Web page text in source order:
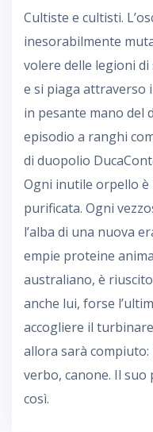
Cultiste e cultisti.
inesorabilmente
volere delle legioni
e si piaga attraverso
in pesante mano del
episodio a ranghi
di duopolio
Ogni inutile orpello è
purificata. Ogni
l’alba di una nuova
empie proteine
australiano, è
anche lui, forse
accogliere il
allora sarà
verbo, canone. Il suo
così.